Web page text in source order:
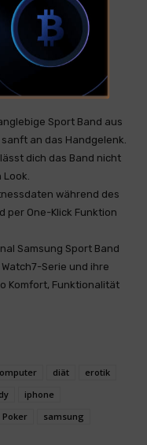
x 2,7 x 0,91 cm; 24 Gramm
seit ‏ : ‎ 10. Juli 2024
Sport Band aus
an das Handgelenk.
dich das Band nicht
Look.
während des
per One-Klick Funktion
Samsung Sport Band
Serie und ihre
Komfort, Funktionalität
diät
erotik
iphone
Poker
samsung